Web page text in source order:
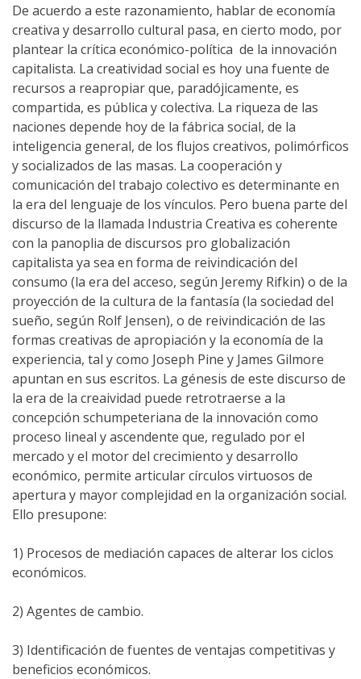
De acuerdo a este razonamiento, hablar de economía
creativa y desarrollo cultural pasa, en cierto modo, por
plantear la crítica económico-política de la innovación
capitalista. La creatividad social es hoy una fuente de
recursos a reapropiar que, paradójicamente, es
compartida, es pública y colectiva. La riqueza de las
naciones depende hoy de la fábrica social, de la
inteligencia general, de los flujos creativos, polimórficos
y socializados de las masas. La cooperación y
comunicación del trabajo colectivo es determinante en
la era del lenguaje de los vínculos. Pero buena parte del
discurso de la llamada Industria Creativa es coherente
con la panoplia de discursos pro globalización
capitalista ya sea en forma de reivindicación del
consumo (la era del acceso, según Jeremy Rifkin) o de la
proyección de la cultura de la fantasía (la sociedad del
sueño, según Rolf Jensen), o de reivindicación de las
formas creativas de apropiación y la economía de la
experiencia, tal y como Joseph Pine y James Gilmore
apuntan en sus escritos. La génesis de este discurso de
la era de la creaividad puede retrotraerse a la
concepción schumpeteriana de la innovación como
proceso lineal y ascendente que, regulado por el
mercado y el motor del crecimiento y desarrollo
económico, permite articular círculos virtuosos de
apertura y mayor complejidad en la organización social.
Ello presupone:
1) Procesos de mediación capaces de alterar los ciclos
económicos.
2) Agentes de cambio.
3) Identificación de fuentes de ventajas competitivas y
beneficios económicos.